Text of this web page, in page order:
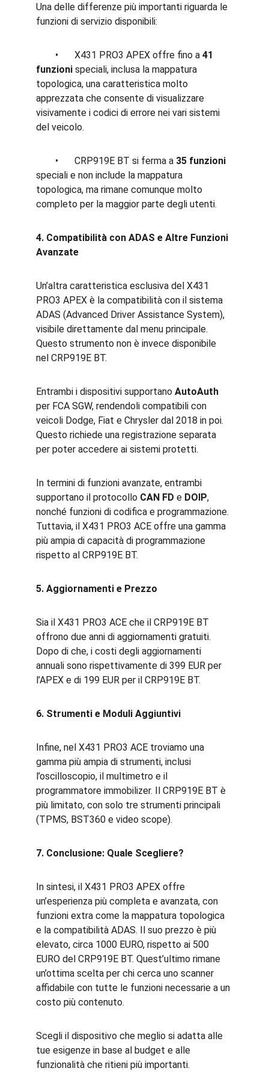
Una delle differenze più importanti riguarda le
funzioni di servizio disponibili:
	•	X431 PRO3 APEX offre fino a
41
funzioni speciali, inclusa la mappatura
topologica, una caratteristica molto
apprezzata che consente di visualizzare
visivamente i codici di errore nei vari sistemi
del veicolo.
	•	CRP919E BT si ferma a
35 funzioni
speciali e non include la mappatura
topologica, ma rimane comunque molto
completo per la maggior parte degli utenti.
4. Compatibilità con ADAS e Altre Funzioni
Avanzate
Un’altra caratteristica esclusiva del X431
PRO3 APEX è la compatibilità con il sistema
ADAS (Advanced Driver Assistance System),
visibile direttamente dal menu principale.
Questo strumento non è invece disponibile
nel CRP919E BT.
Entrambi i dispositivi supportano AutoAuth
per FCA SGW, rendendoli compatibili con
veicoli Dodge, Fiat e Chrysler dal 2018 in poi.
Questo richiede una registrazione separata
per poter accedere ai sistemi protetti.
In termini di funzioni avanzate, entrambi
supportano il protocollo CAN FD e DOIP,
nonché funzioni di codifica e programmazione.
Tuttavia, il X431 PRO3 ACE offre una gamma
più ampia di capacità di programmazione
rispetto al CRP919E BT.
5. Aggiornamenti e Prezzo
Sia il X431 PRO3 ACE che il CRP919E BT
offrono due anni di aggiornamenti gratuiti.
Dopo di che, i costi degli aggiornamenti
annuali sono rispettivamente di 399 EUR per
l’APEX e di 199 EUR per il CRP919E BT.
6. Strumenti e Moduli Aggiuntivi
Infine, nel X431 PRO3 ACE troviamo una
gamma più ampia di strumenti, inclusi
l’oscilloscopio, il multimetro e il
programmatore immobilizer. Il CRP919E BT è
più limitato, con solo tre strumenti principali
(TPMS, BST360 e video scope).
7. Conclusione: Quale Scegliere?
In sintesi, il X431 PRO3 APEX offre
un’esperienza più completa e avanzata, con
funzioni extra come la mappatura topologica
e la compatibilità ADAS. Il suo prezzo è più
elevato, circa 1000 EURO, rispetto ai 500
EURO del CRP919E BT. Quest’ultimo rimane
un’ottima scelta per chi cerca uno scanner
affidabile con tutte le funzioni necessarie a un
costo più contenuto.
Scegli il dispositivo che meglio si adatta alle
tue esigenze in base al budget e alle
funzionalità che ritieni più importanti.